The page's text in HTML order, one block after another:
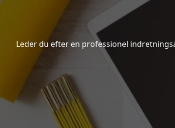
Leder du efter en professionel